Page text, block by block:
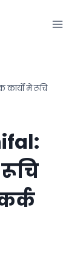
कार्यों में रूचि